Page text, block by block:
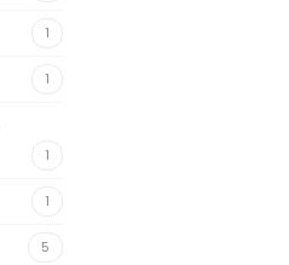
1
1
1
1
5